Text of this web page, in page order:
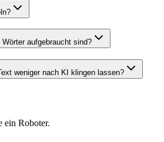
aufgebraucht sind?
weniger nach KI klingen lassen?
ein Roboter.